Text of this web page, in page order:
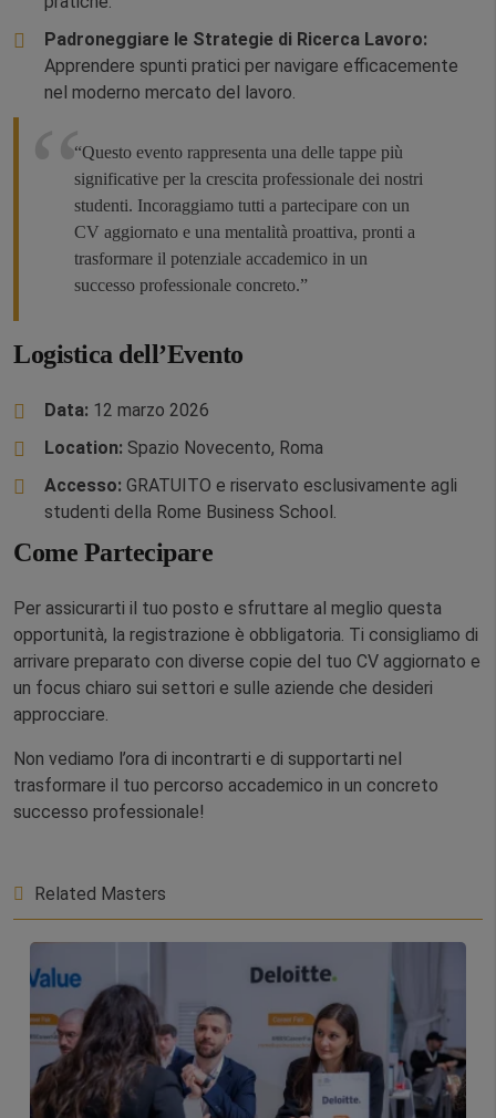
Padroneggiare le Strategie di Ricerca Lavoro:
Apprendere spunti pratici per navigare efficacemente
nel moderno mercato del lavoro.
“Questo evento rappresenta una delle tappe più
significative per la crescita professionale dei nostri
studenti. Incoraggiamo tutti a partecipare con un
CV aggiornato e una mentalità proattiva, pronti a
trasformare il potenziale accademico in un
successo professionale concreto.”
Logistica dell’Evento
Data: 12 marzo 2026
Location: Spazio Novecento, Roma
Accesso: GRATUITO e riservato esclusivamente agli
studenti della Rome Business School.
Come Partecipare
Per assicurarti il tuo posto e sfruttare al meglio questa
opportunità, la registrazione è obbligatoria. Ti consigliamo di
arrivare preparato con diverse copie del tuo CV aggiornato e
un focus chiaro sui settori e sulle aziende che desideri
approcciare.
Non vediamo l’ora di incontrarti e di supportarti nel
trasformare il tuo percorso accademico in un concreto
successo professionale!
Related Masters